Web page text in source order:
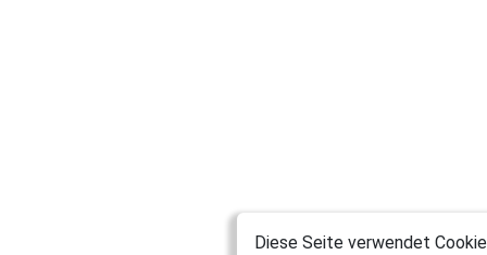
Diese Seite verwendet